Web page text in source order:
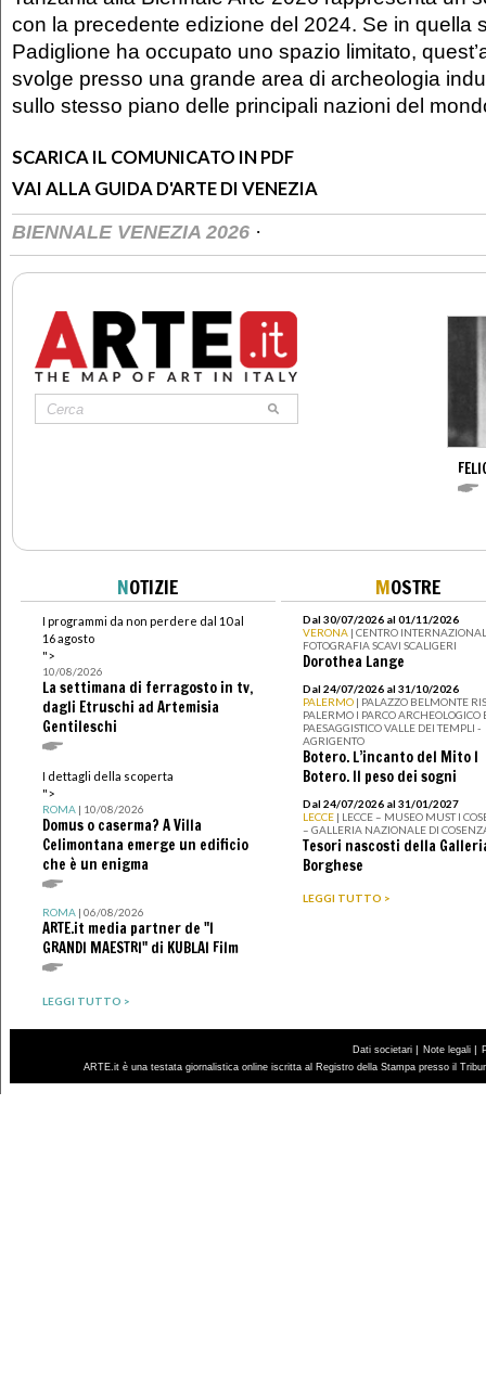
con la precedente edizione del 2024. Se in quella
Padiglione ha occupato uno spazio limitato,
svolge presso una grande area di archeologia
sullo stesso piano delle principali nazioni del
SCARICA IL COMUNICATO IN PDF
VAI ALLA GUIDA D'ARTE DI VENEZIA
BIENNALE VENEZIA 2026 ·
NOTIZIE
I programmi da non perdere dal 10 al
16 agosto
">
10/08/2026
La settimana di ferragosto in tv,
dagli Etruschi ad Artemisia
Gentileschi
I dettagli della scoperta
">
ROMA| 10/08/2026
Domus o caserma? A Villa
Celimontana emerge un edificio
che è un enigma
ROMA| 06/08/2026
ARTE.it media partner de "I
GRANDI MAESTRI" di KUBLAI Film
LEGGI TUTTO >
MOSTRE
Dal 30/07/2026 al 01/11/2026
VERONA | CENTRO
FOTOGRAFIA SCAVI SCALIGERI
Dorothea Lange
Dal 24/07/2026 al 31/10/2026
PALERMO | PALAZZO BELMONTE
PALERMO I PARCO ARCHEOLOGICO
PAESAGGISTICO VALLE DEI TEMPLI -
AGRIGENTO
Botero. L’incanto del Mito I
Botero. Il peso dei sogni
Dal 24/07/2026 al 31/01/2027
LECCE | LECCE – MUSEO MUST I
– GALLERIA NAZIONALE DI
Tesori nascosti della
Borghese
LEGGI TUTTO >
Dati societari | Note legali |
ARTE.it è una testata giornalistica online iscritta al Registro della Stampa presso il